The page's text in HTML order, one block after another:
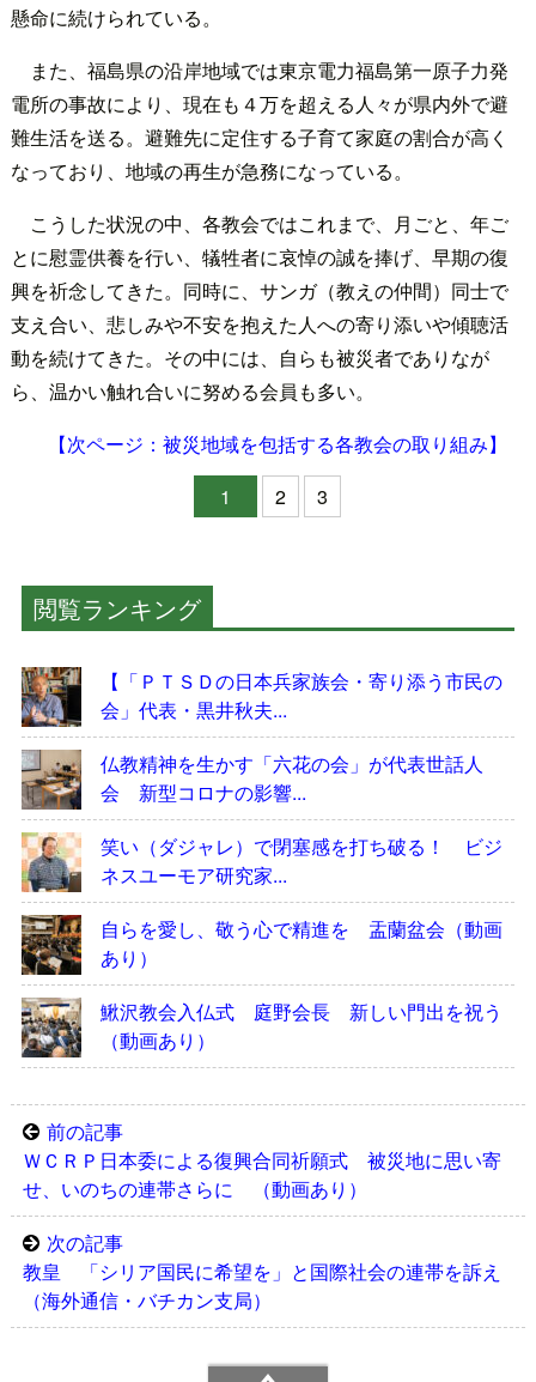
懸命に続けられている。
また、福島県の沿岸地域では東京電力福島第一原子力発
電所の事故により、現在も４万を超える人々が県内外で避
難生活を送る。避難先に定住する子育て家庭の割合が高く
なっており、地域の再生が急務になっている。
こうした状況の中、各教会ではこれまで、月ごと、年ご
とに慰霊供養を行い、犠牲者に哀悼の誠を捧げ、早期の復
興を祈念してきた。同時に、サンガ（教えの仲間）同士で
支え合い、悲しみや不安を抱えた人への寄り添いや傾聴活
動を続けてきた。その中には、自らも被災者でありなが
ら、温かい触れ合いに努める会員も多い。
【次ページ：被災地域を包括する各教会の取り組み】
1
2 3
閲覧ランキング
【「ＰＴＳＤの日本兵家族会・寄り添う市民の
会」代表・黒井秋夫...
仏教精神を生かす「六花の会」が代表世話人
会 新型コロナの影響...
笑い（ダジャレ）で閉塞感を打ち破る！ ビジ
ネスユーモア研究家...
自らを愛し、敬う心で精進を 盂蘭盆会（動画
あり）
鰍沢教会入仏式 庭野会長 新しい門出を祝う
（動画あり）
前の記事
ＷＣＲＰ日本委による復興合同祈願式 被災地に思い寄
せ、いのちの連帯さらに （動画あり）
次の記事
教皇 「シリア国民に希望を」と国際社会の連帯を訴え
（海外通信・バチカン支局）